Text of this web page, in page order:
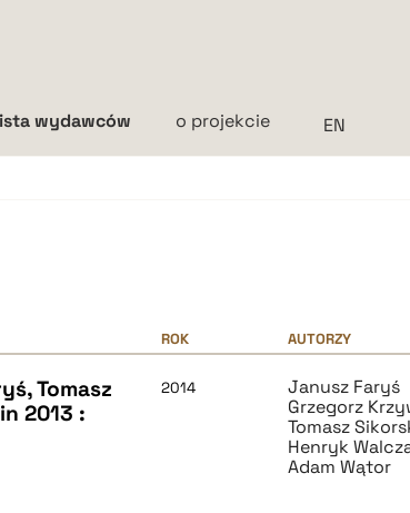
wydawców o projekcie
ROK AUTORZY
Tomasz
2013 :
2014
Janusz Faryś
Grzegorz
Tomasz
Henryk
Adam Wątor